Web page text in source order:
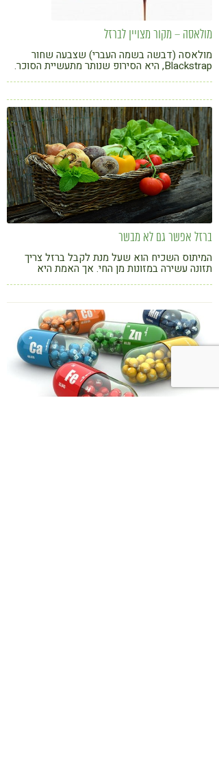
מולאסה – מקור מצויין לברזל
מולאסה (דבשה בשמה העברי) שצבעה שחור
Blackstrap, היא הסירופ שנותר מתעשיית הסוכר.
ודביק.
ברזל אפשר גם לא מבשר
המיתוס השכיח הוא שעל מנת לקבל ברזל צריך
תזונה עשירה במזונות מן החי. אך האמת היא
שהספיגה מהצומח לא פחות טובה. בבשר אכן יש
ברזל אך יש גם זרחן ברמה גבוהה אשר מונעת את
ספיגת הברזל בגוף.